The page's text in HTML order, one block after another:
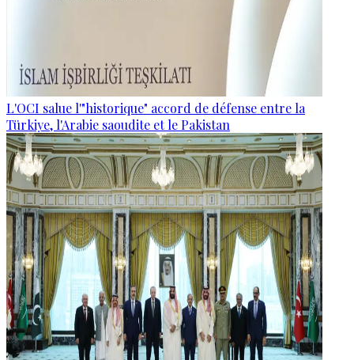
L'OCI salue l'"historique" accord de défense entre la
Türkiye, l'Arabie saoudite et le Pakistan